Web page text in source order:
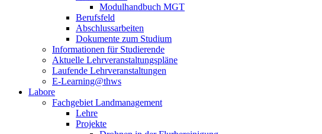
Modulhandbuch MGT
Berufsfeld
Abschlussarbeiten
Dokumente zum Studium
Informationen für Studierende
Aktuelle Lehrveranstaltungspläne
Laufende Lehrveranstaltungen
E-Learning@thws
Labore
Fachgebiet Landmanagement
Lehre
Projekte